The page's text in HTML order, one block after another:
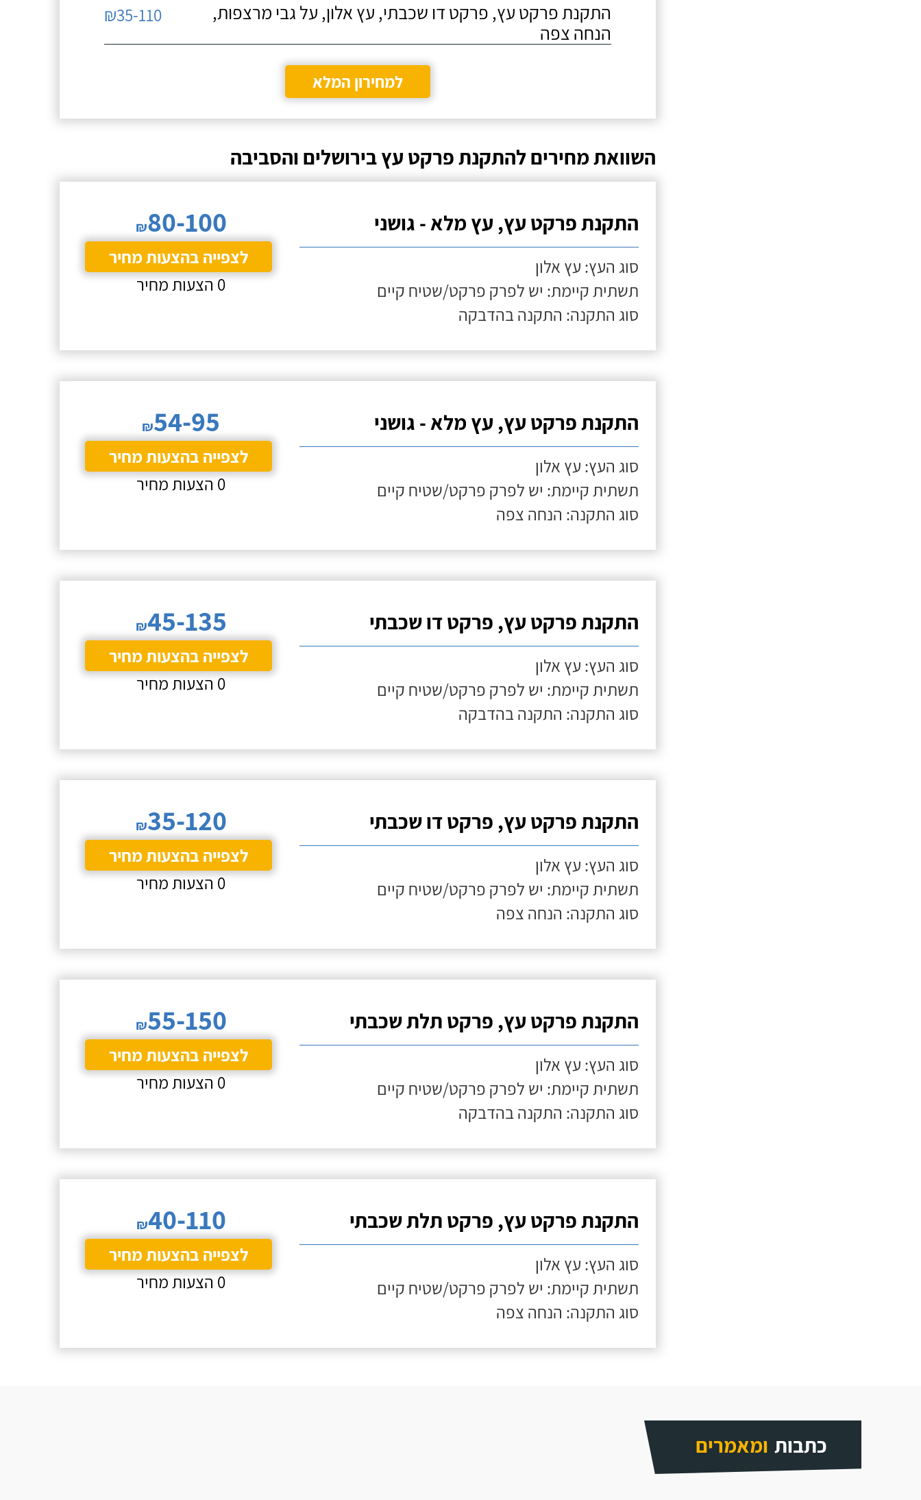
התקנת פרקט עץ, פרקט דו שכבתי, עץ אלון, על גבי מרצפות,
הנחה צפה
₪35-110
למחירון המלא
השוואת מחירים להתקנת פרקט עץ בירושלים והסביבה
התקנת פרקט עץ, עץ מלא - גושני
סוג העץ: עץ אלון
תשתית קיימת: יש לפרק פרקט/שטיח קיים
סוג התקנה: התקנה בהדבקה
₪80-100
לצפייה בהצעות מחיר
0 הצעות מחיר
התקנת פרקט עץ, עץ מלא - גושני
סוג העץ: עץ אלון
תשתית קיימת: יש לפרק פרקט/שטיח קיים
סוג התקנה: הנחה צפה
₪54-95
לצפייה בהצעות מחיר
0 הצעות מחיר
התקנת פרקט עץ, פרקט דו שכבתי
סוג העץ: עץ אלון
תשתית קיימת: יש לפרק פרקט/שטיח קיים
סוג התקנה: התקנה בהדבקה
₪45-135
לצפייה בהצעות מחיר
0 הצעות מחיר
התקנת פרקט עץ, פרקט דו שכבתי
סוג העץ: עץ אלון
תשתית קיימת: יש לפרק פרקט/שטיח קיים
סוג התקנה: הנחה צפה
₪35-120
לצפייה בהצעות מחיר
0 הצעות מחיר
התקנת פרקט עץ, פרקט תלת שכבתי
סוג העץ: עץ אלון
תשתית קיימת: יש לפרק פרקט/שטיח קיים
סוג התקנה: התקנה בהדבקה
₪55-150
לצפייה בהצעות מחיר
0 הצעות מחיר
התקנת פרקט עץ, פרקט תלת שכבתי
סוג העץ: עץ אלון
תשתית קיימת: יש לפרק פרקט/שטיח קיים
סוג התקנה: הנחה צפה
₪40-110
לצפייה בהצעות מחיר
0 הצעות מחיר
כתבות ומאמרים